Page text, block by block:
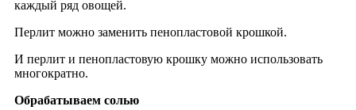
каждый ряд овощей.
Перлит можно заменить пенопластовой крошкой.
И перлит и пенопластовую крошку можно использовать
многократно.
Обрабатываем солью